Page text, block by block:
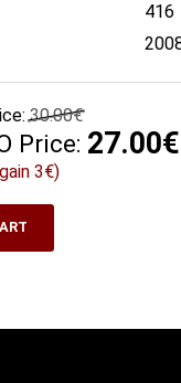
416
30.00€
Price: 27.00€
3€)